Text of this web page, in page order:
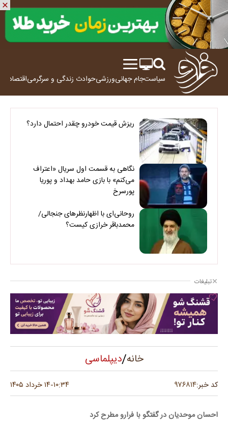
سیاستجام جهانیورزشیحوادث زندگی و سرگرمیاقتصاد
ریزش قیمت خودرو چقدر احتمال دارد؟
نگاهی به قسمت اول سریال «اعتراف
می‌کنم» با بازی حامد بهداد و پوریا
پورسرخ
روحانی‌ای با اظهارنظرهای جنجالی/
محمدباقر خرازی کیست؟
تبلیغات
خانه/دیپلماسی
کد خبر:۹۷۶۸۱۴ ۱۰:۳۴-۱۴ خرداد ۱۴۰۵
احسان موحدیان در گفتگو با فرارو مطرح کرد